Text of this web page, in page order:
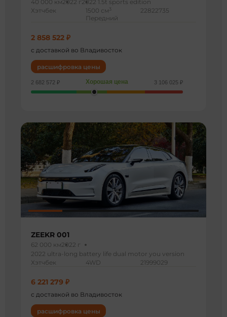
40 000 км2022 г 2022 1.5t sports edition
Хэтчбек
1500 см 3
Передний
22822735
2 858 522 ₽
с доставкой во Владивосток
расшифровка цены
2 682 572 ₽ Хорошая цена 3 106 025 ₽
ZEEKR 001
62 000 км2022 г
2022 ultra-long battery life dual motor you version
Хэтчбек
4WD 21999029
6 221 279 ₽
с доставкой во Владивосток
расшифровка цены